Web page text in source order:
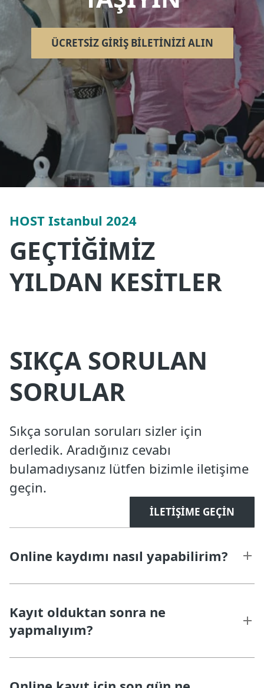
ÜCRETSIZ GIRIŞ BILETINIZI ALIN
HOST Istanbul 2024
GEÇTİĞİMİZ
YILDAN KESİTLER
SIKÇA SORULAN
SORULAR
Sıkça sorulan soruları sizler için
derledik. Aradığınız cevabı
bulamadıysanız lütfen bizimle iletişime
geçin.
İLETIŞIME GEÇIN
Online kaydımı nasıl yapabilirim?
Kayıt olduktan sonra ne
yapmalıyım?